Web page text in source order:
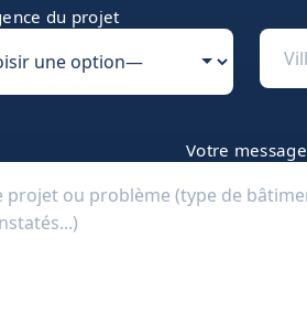
du projet
Votre message